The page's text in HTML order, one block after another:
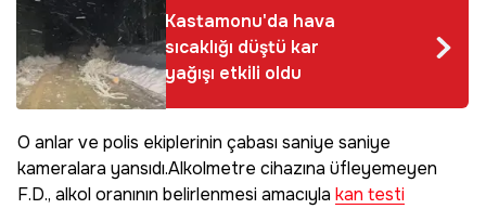
Kastamonu'da hava
sıcaklığı düştü kar
yağışı etkili oldu
O anlar ve polis ekiplerinin çabası saniye saniye
kameralara yansıdı.Alkolmetre cihazına üfleyemeyen
F.D., alkol oranının belirlenmesi amacıyla kan testi